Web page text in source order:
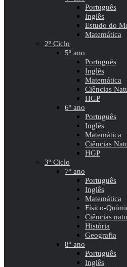
Português
Inglês
Estudo do
Matemática
2º Ciclo
5º ano
Português
Inglês
Matemática
Ciências
HGP
6º ano
Português
Inglês
Matemática
Ciências
HGP
3º Ciclo
7º ano
Português
Inglês
Matemática
Físico-
Ciências
História
Geografia
8º ano
Português
Inglês